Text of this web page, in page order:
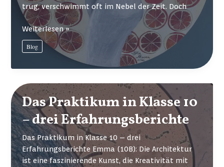
trug, verschwimmt oft im Nebel der Zeit. Doch
Wie
Jugendliche
sich
ausdrücken
Weiterlesen »
Blog
Das Praktikum in Klasse 10
– drei Erfahrungsberichte
Das Praktikum in Klasse 10 – drei
Erfahrungsberichte Emma (10B): Die Architektur
ist eine faszinierende Kunst, die Kreativität mit